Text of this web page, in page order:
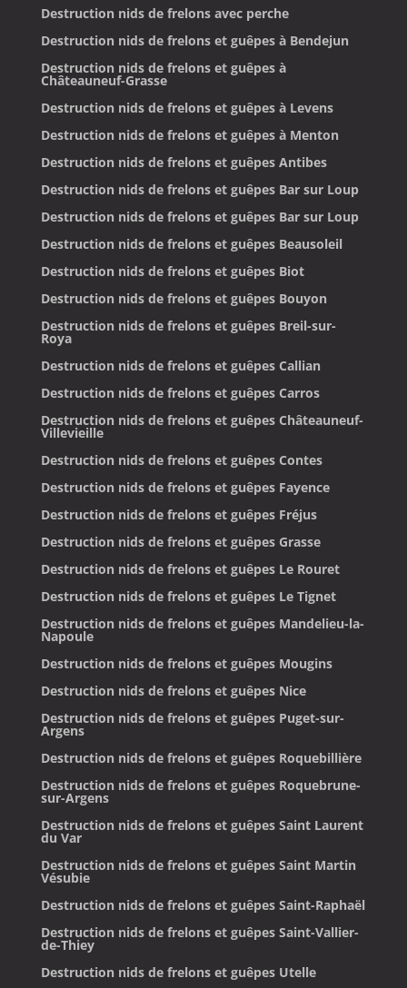
Destruction nids de frelons avec perche
Destruction nids de frelons et guêpes à Bendejun
Destruction nids de frelons et guêpes à
Châteauneuf-Grasse
Destruction nids de frelons et guêpes à Levens
Destruction nids de frelons et guêpes à Menton
Destruction nids de frelons et guêpes Antibes
Destruction nids de frelons et guêpes Bar sur Loup
Destruction nids de frelons et guêpes Bar sur Loup
Destruction nids de frelons et guêpes Beausoleil
Destruction nids de frelons et guêpes Biot
Destruction nids de frelons et guêpes Bouyon
Destruction nids de frelons et guêpes Breil-sur-
Roya
Destruction nids de frelons et guêpes Callian
Destruction nids de frelons et guêpes Carros
Destruction nids de frelons et guêpes Châteauneuf-
Villevieille
Destruction nids de frelons et guêpes Contes
Destruction nids de frelons et guêpes Fayence
Destruction nids de frelons et guêpes Fréjus
Destruction nids de frelons et guêpes Grasse
Destruction nids de frelons et guêpes Le Rouret
Destruction nids de frelons et guêpes Le Tignet
Destruction nids de frelons et guêpes Mandelieu-la-
Napoule
Destruction nids de frelons et guêpes Mougins
Destruction nids de frelons et guêpes Nice
Destruction nids de frelons et guêpes Puget-sur-
Argens
Destruction nids de frelons et guêpes Roquebillière
Destruction nids de frelons et guêpes Roquebrune-
sur-Argens
Destruction nids de frelons et guêpes Saint Laurent
du Var
Destruction nids de frelons et guêpes Saint Martin
Vésubie
Destruction nids de frelons et guêpes Saint-Raphaël
Destruction nids de frelons et guêpes Saint-Vallier-
de-Thiey
Destruction nids de frelons et guêpes Utelle